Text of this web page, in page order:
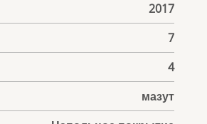
2017
7
4
мазут